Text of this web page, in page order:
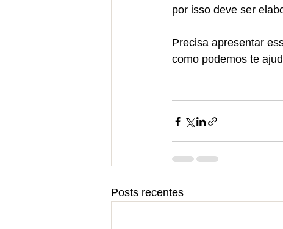
por isso deve ser
Precisa apresentar
como podemos te
Posts recentes